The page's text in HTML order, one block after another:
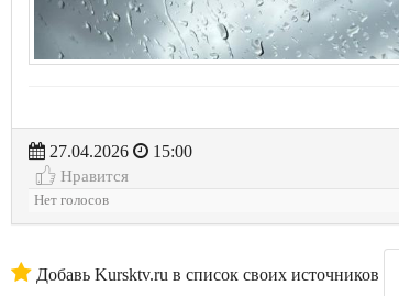
27.04.2026
15:00
Нравится
Нет голосов
Добавь Kursktv.ru в список своих источников